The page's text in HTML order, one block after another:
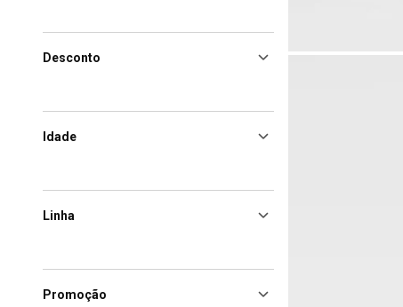
Desconto
Idade
Linha
Promoção